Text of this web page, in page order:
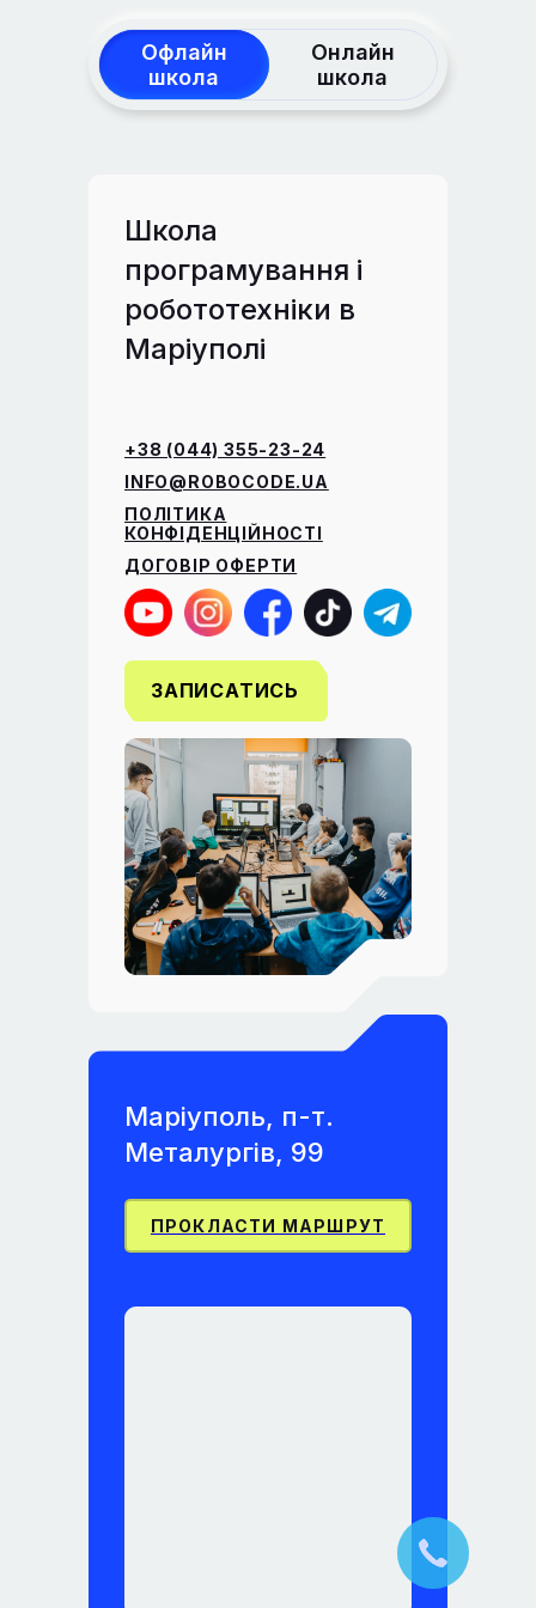
Офлайн
школа
Онлайн
школа
Школа
програмування і
робототехніки в
Маріуполі
+38 (044) 355-23-24
INFO@ROBOCODE.UA
ПОЛІТИКА
КОНФІДЕНЦІЙНОСТІ
ДОГОВІР ОФЕРТИ
ЗАПИСАТИСЬ
Маріуполь, п-т.
Металургів, 99
ПРОКЛАСТИ МАРШРУТ